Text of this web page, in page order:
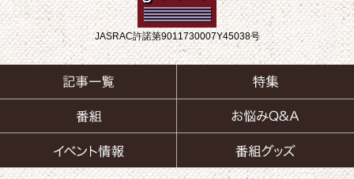
JASRAC許諾第9011730007Y45038号